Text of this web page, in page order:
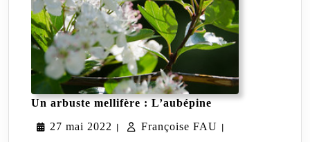
Un arbuste mellifère : L’aubépineUn
mellifère
27 mai 2022 27
| Françoise FAU Françoise
|